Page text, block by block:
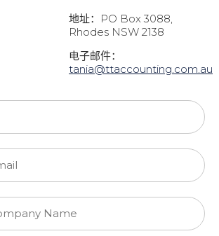
地址：PO Box 3088,
Rhodes NSW 2138
电子邮件：
tania@ttaccounting.com.au